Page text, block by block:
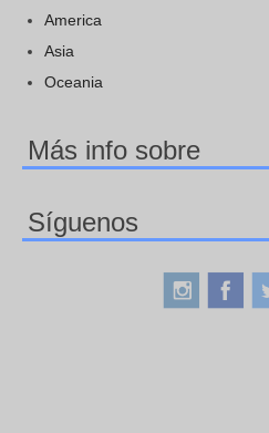
America
Asia
Oceania
Más info sobre
Síguenos